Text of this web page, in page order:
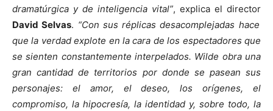
dramatúrgica y de inteligencia vital”, explica el director
David Selvas. “Con sus réplicas desacomplejadas hace
que la verdad explote en la cara de los espectadores que
se sienten constantemente interpelados. Wilde obra una
gran cantidad de territorios por donde se pasean sus
personajes: el amor, el deseo, los orígenes, el
compromiso, la hipocresía, la identidad y, sobre todo, la